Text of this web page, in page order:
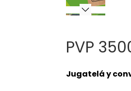
PVP
Jugatelá y